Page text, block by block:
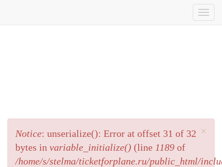
×
Сообщение
об
ошибке
Notice: unserialize(): Error at offset 31 of 32
bytes in variable_initialize() (line 1189 of
/home/s/stelma/ticketforplane.ru/public_html/